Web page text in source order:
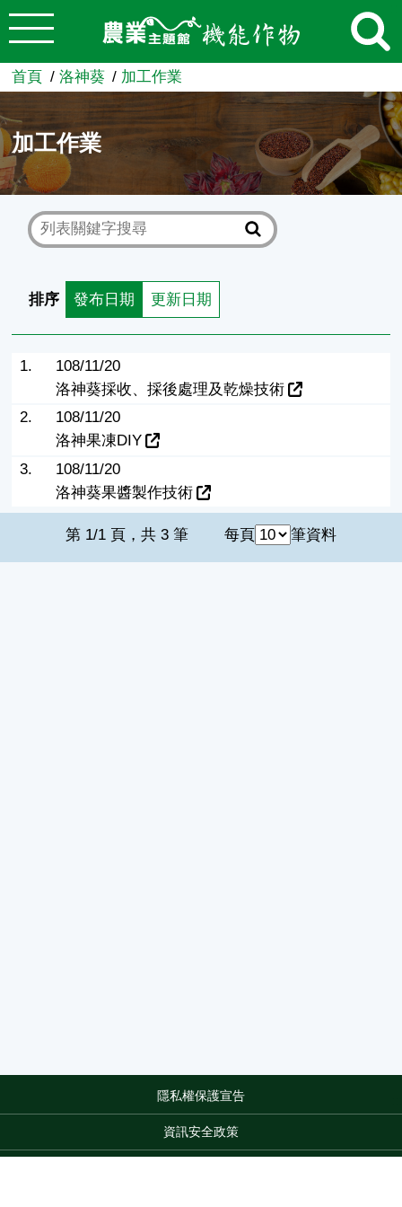
跳到主要內容
農業知識入口網
首頁 洛神葵 加工作業
加工作業
排序 發布日期 更新日期
1.
108/11/20
洛神葵採收、採後處理及乾燥技術
2.
108/11/20
洛神果凍DIY
3.
108/11/20
洛神葵果醬製作技術
第 1/1 頁，共 3 筆 每頁 筆資料
隱私權保護宣告
資訊安全政策